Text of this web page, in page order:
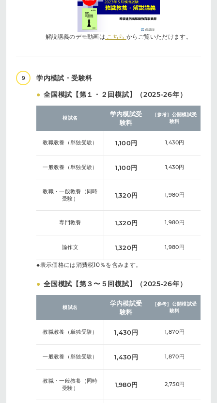
解説講義のデモ動画は こちら からご覧いただけます。
9
学内模試・受験料
● 全国模試【第１・２回模試】（2025-26年）
模試名
学内模試受
験料
［参考］公開模試受
験料
教職教養（単独受験） 1,100円 1,430円
一般教養（単独受験） 1,100円 1,430円
教職・一般教養（同時
受験）
1,320円 1,980円
専門教養 1,320円 1,980円
論作文 1,320円 1,980円
◆表示価格には消費税10％を含みます。
● 全国模試【第３〜５回模試】（2025-26年）
模試名
学内模試受
験料
［参考］公開模試受
験料
教職教養（単独受験） 1,430円 1,870円
一般教養（単独受験） 1,430円 1,870円
教職・一般教養（同時
受験）
1,980円 2,750円